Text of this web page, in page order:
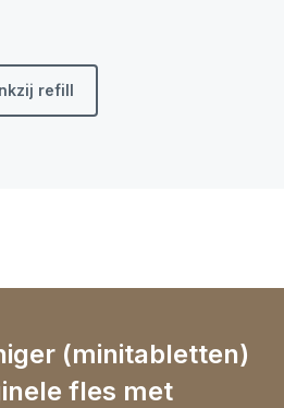
refill
(minitabletten)
fles met